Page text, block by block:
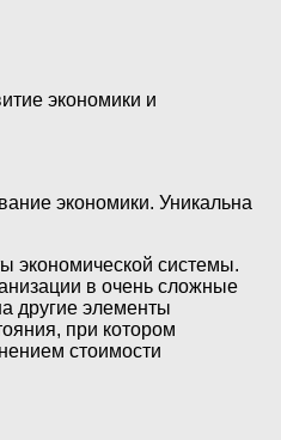
экономики и
экономики. Уникальна
экономической системы.
в очень сложные
другие элементы
при котором
стоимости